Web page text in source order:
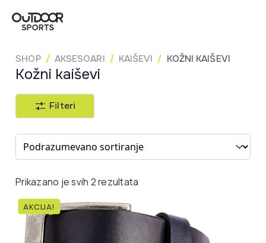
SHOP AKSESOARI KAIŠEVI KOŽNI KAIŠEVI
Kožni kaiševi
Filteri
Sort content
Prikazano je svih 2 rezultata
AKCIJA!